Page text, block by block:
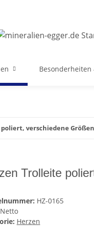
Besonderheiten
verschiedene Größen
Trolleite
HZ-0165
Netto
Herzen